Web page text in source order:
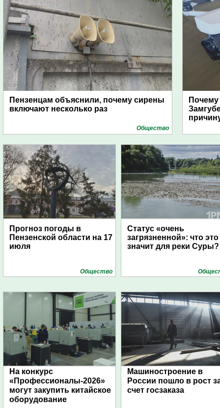
Пензенцам объяснили, почему сирены
включают несколько раз
Общество
Прогноз погоды в
Пензенской области на 17
июля
Общество
Статус «очень
загрязненной»: что это
значит для реки Суры?
На конкурс
«Профессионалы-2026»
могут закупить китайское
оборудование
Машиностроение в
России пошло в рост
счет госзаказа